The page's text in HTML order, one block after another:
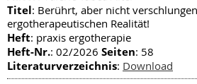
Titel: Berührt, aber nicht
ergotherapeutischen Realität!
Heft: praxis ergotherapie
Heft-Nr.: 02/2026 Seiten: 58
Literaturverzeichnis: Download